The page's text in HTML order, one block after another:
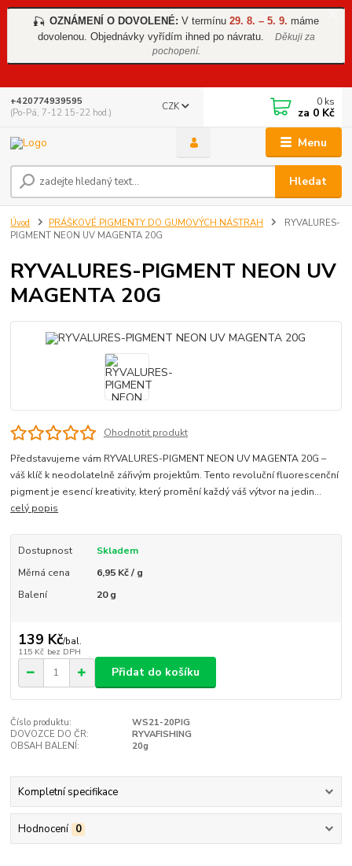
🎣 OZNÁMENÍ O DOVOLENÉ: V termínu 29. 8. – 5. 9. máme
dovolenou. Objednávky vyřídím ihned po návratu.
Děkuji za
pochopení.
Menu
CZK
Hledat
+420774939595
(Po-Pá, 7-12 15-22 hod.)
0 ks
za 0 Kč
Úvod PRÁŠKOVÉ PIGMENTY DO GUMOVÝCH NÁSTRAH
RYVALURES-
PIGMENT NEON UV MAGENTA 20G
RYVALURES-PIGMENT NEON UV
MAGENTA 20G
Ohodnotit produkt
Představujeme vám RYVALURES-PIGMENT NEON UV MAGENTA 20G –
váš klíč k neodolatelně zářivým projektům. Tento revoluční fluorescenční
pigment je esencí kreativity, který promění každý váš výtvor na jedin...
celý popis
Dostupnost
Skladem
Měrná cena
6,95 Kč / g
Balení
20 g
139 Kč/bal.
115 Kč bez DPH
Přidat do košíku
Číslo produktu:
WS21-20PIG
DOVOZCE DO ČR:
RYVAFISHING
OBSAH BALENÍ:
20g
Kompletní specifikace
Hodnocení 0